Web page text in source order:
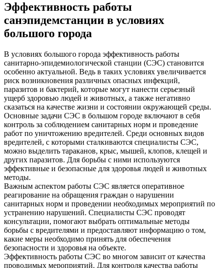
Эффективность работы
санэпидемстанции в условиях
большого города
В условиях большого города эффективность работы
санитарно-эпидемиологической станции (СЭС) становится
особенно актуальной. Ведь в таких условиях увеличивается
риск возникновения различных опасных инфекций,
паразитов и бактерий, которые могут нанести серьезный
ущерб здоровью людей и животных, а также негативно
сказаться на качестве жизни и состоянии окружающей среды.
Основные задачи СЭС в большом городе включают в себя
контроль за соблюдением санитарных норм и проведение
работ по уничтожению вредителей. Среди основных видов
вредителей, с которыми сталкиваются специалисты СЭС,
можно выделить тараканов, крыс, мышей, клопов, клещей и
других паразитов. Для борьбы с ними используются
эффективные и безопасные для здоровья людей и животных
методы.
Важным аспектом работы СЭС является оперативное
реагирование на обращения граждан о нарушении
санитарных норм и проведении необходимых мероприятий по
устранению нарушений. Специалисты СЭС проводят
консультации, помогают выбрать оптимальные методы
борьбы с вредителями и предоставляют информацию о том,
какие меры необходимо принять для обеспечения
безопасности и здоровья на объекте.
Эффективность работы СЭС во многом зависит от качества
проводимых мероприятий. Для контроля качества работы